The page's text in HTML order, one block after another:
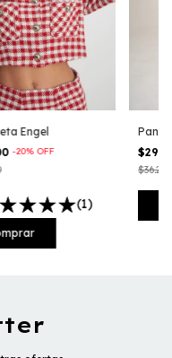
Engel
-20% OFF
(1)